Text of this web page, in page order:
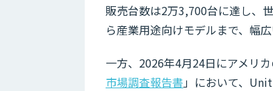
販売台数は2万3,700台に達し、
ら産業用途向けモデルまで、幅
一方、2026年4月24日にアメリ
市場調査報告書 」において、